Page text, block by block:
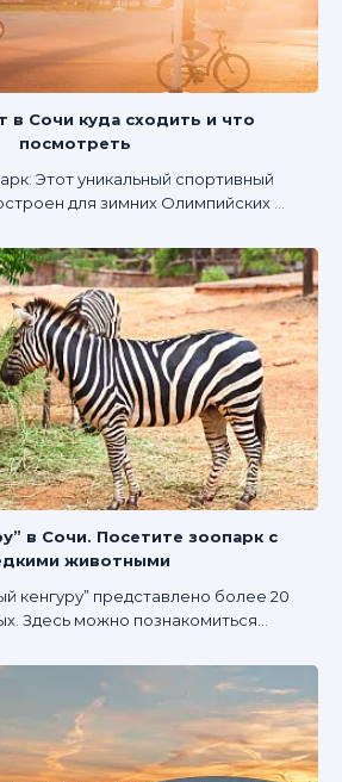
в Сочи куда сходить и что
посмотреть
Этот уникальный спортивный
для зимних Олимпийских ...
в Сочи. Посетите зоопарк с
животными
кенгуру” представлено более 20
Здесь можно познакомиться...